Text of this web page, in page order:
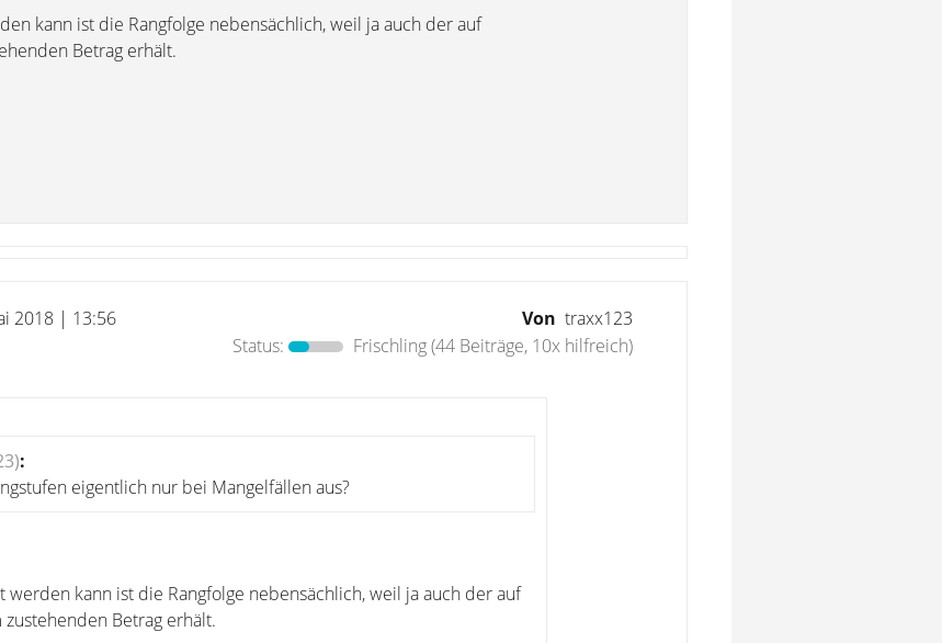
kann ist die Rangfolge nebensächlich, weil ja auch der auf
Betrag erhält.
2018 | 13:56 Von traxx123
Status:
Frischling(44 Beiträge, 10x hilfreich)
:
eigentlich nur bei Mangelfällen aus?
werden kann ist die Rangfolge nebensächlich, weil ja auch der auf
Betrag erhält.